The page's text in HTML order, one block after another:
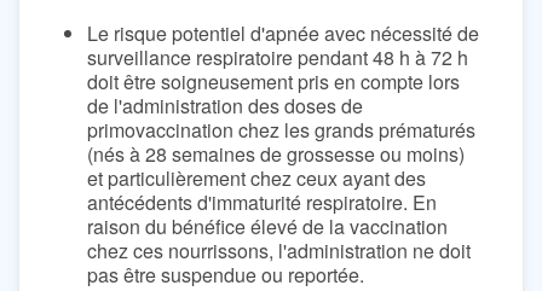
Le risque potentiel d'apnée avec nécessité de
surveillance respiratoire pendant 48 h à 72 h
doit être soigneusement pris en compte lors
de l'administration des doses de
primovaccination chez les grands prématurés
(nés à 28 semaines de grossesse ou moins)
et particulièrement chez ceux ayant des
antécédents d'immaturité respiratoire. En
raison du bénéfice élevé de la vaccination
chez ces nourrissons, l'administration ne doit
pas être suspendue ou reportée.